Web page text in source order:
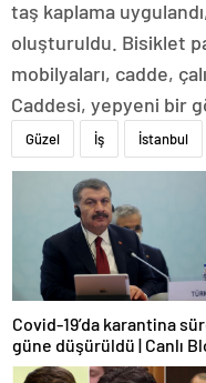
taş kaplama
oluşturuldu. Bisiklet
mobilyaları, cadde,
Caddesi, yepyeni bir
Güzel İş İstanbul
Covid-19’da karantina
güne düşürüldü | Canlı